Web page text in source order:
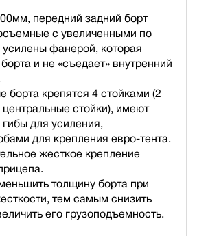
передний задний борт
с увеличенными по
фанерой, которая
и не «съедает» внутренний
борта крепятся 4 стойками (2
стойки), имеют
для усиления,
для крепления евро-тента.
жесткое крепление
толщину борта при
тем самым снизить
его грузоподъемность.